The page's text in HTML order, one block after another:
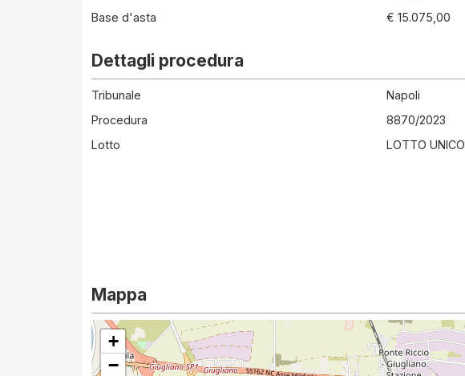
Base d'asta
€ 15.075,00
Dettagli procedura
Tribunale
Napoli
Procedura
8870/2023
Lotto
LOTTO UNICO
Mappa
+
−